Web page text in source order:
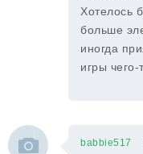
Хотелось
больше
иногда
игры
babbie517